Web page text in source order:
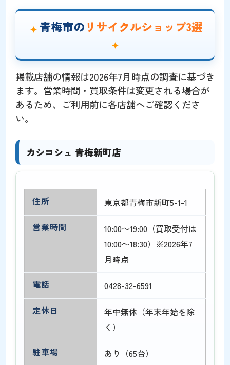
青梅市のリサイクルショップ3選
掲載店舗の情報は2026年7月時点の調査に基づき
ます。営業時間・買取条件は変更される場合が
あるため、ご利用前に各店舗へご確認くださ
い。
カシコシュ 青梅新町店
住所
東京都青梅市新町5-1-1
営業時間
10:00～19:00（買取受付は
10:00～18:30）※2026年7
月時点
電話
0428-32-6591
定休日
年中無休（年末年始を除
く）
駐車場
あり（65台）